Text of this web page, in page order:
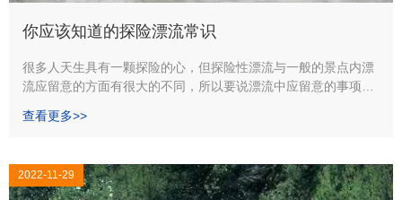
你应该知道的探险漂流常识
很多人天生具有一颗探险的心，但探险性漂流与一般的景点内漂
流应留意的方面有很大的不同，所以要说漂流中应留意的事项还
事，现在国内较为多见的漂流首要竹筏漂流、
查看更多>>
2022-11-29